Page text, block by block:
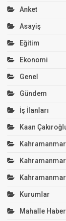
Anket
Asayiş
Eğitim
Ekonomi
Genel
Gündem
İş İlanları
Kaan
Kurumlar
Mahalle